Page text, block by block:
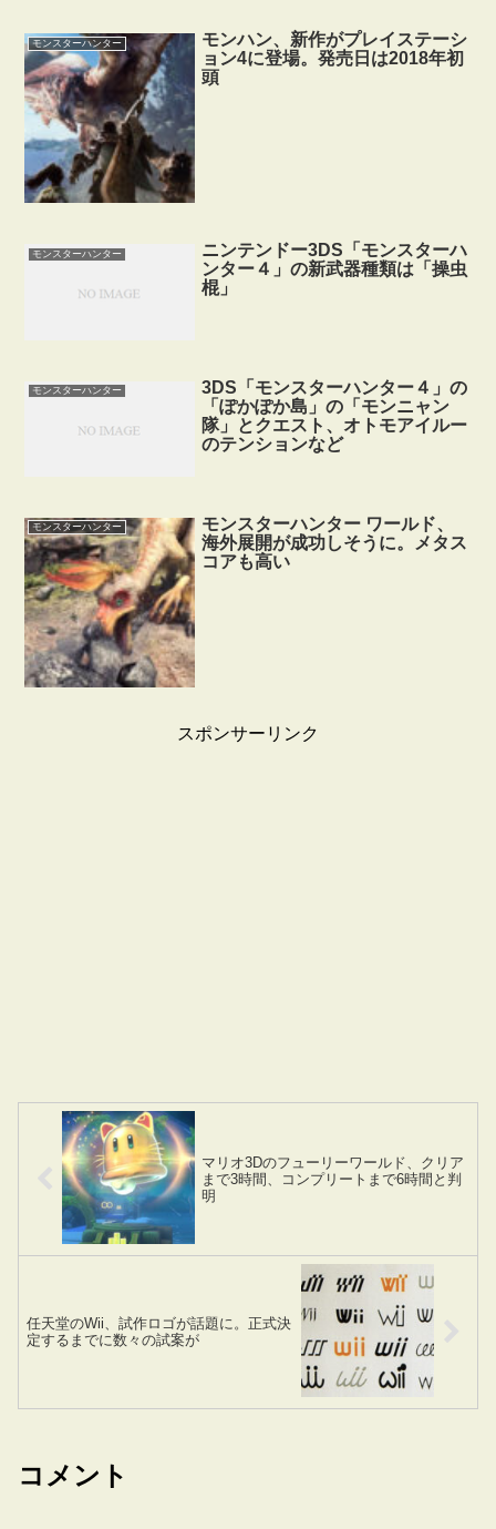
モンスターハンター
モンハン、新作がプレイステーシ
ョン4に登場。発売日は2018年初
頭
モンスターハンター
ニンテンドー3DS「モンスターハ
ンター４」の新武器種類は「操虫
棍」
モンスターハンター
3DS「モンスターハンター４」の
「ぽかぽか島」の「モンニャン
隊」とクエスト、オトモアイルー
のテンションなど
モンスターハンター
モンスターハンター ワールド、
海外展開が成功しそうに。メタス
コアも高い
スポンサーリンク
マリオ3Dのフューリーワールド、クリア
まで3時間、コンプリートまで6時間と判
明
任天堂のWii、試作ロゴが話題に。正式決
定するまでに数々の試案が
コメント